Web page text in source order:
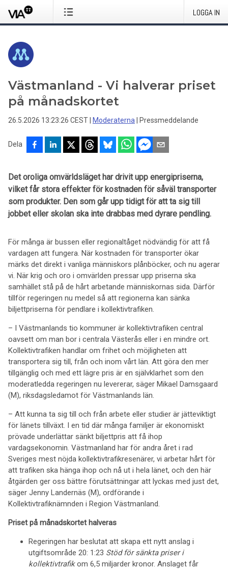
LOGGA IN
Västmanland - Vi halverar priset
på månadskortet
26.5.2026 13:23:26 CEST Moderaterna Pressmeddelande
Dela
Det oroliga omvärldsläget har drivit upp energipriserna,
vilket får stora effekter för kostnaden för såväl transporter
som produkter. Den som går upp tidigt för att ta sig till
jobbet eller skolan ska inte drabbas med dyrare pendling.
För många är bussen eller regionaltåget nödvändig för att få
vardagen att fungera. När kostnaden för transporter ökar
märks det direkt i vanliga människors plånböcker, och nu agerar
vi. När krig och oro i omvärlden pressar upp priserna ska
samhället stå på de hårt arbetande människornas sida. Därför
tillför regeringen nu medel så att regionerna kan sänka
biljettpriserna för pendlare i kollektivtrafiken.
– I Västmanlands tio kommuner är kollektivtrafiken central
oavsett om man bor i centrala Västerås eller i en mindre ort.
Kollektivtrafiken handlar om frihet och möjligheten att
transportera sig till, från och inom vårt län. Att göra den mer
tillgänglig och med ett lägre pris är en självklarhet som den
moderatledda regeringen nu levererar, säger Mikael Damsgaard
(M), riksdagsledamot för Västmanlands län.
– Att kunna ta sig till och från arbete eller studier är jätteviktigt
för länets tillväxt. I en tid där många familjer är ekonomiskt
prövade underlättar sänkt biljettpris att få ihop
vardagsekonomin. Västmanland har för andra året i rad
Sveriges mest nöjda kollektivtrafikresenärer, vi arbetar hårt för
att trafiken ska hänga ihop och nå ut i hela länet, och den här
åtgärden ger oss bättre förutsättningar att lyckas med just det,
säger Jenny Landernäs (M), ordförande i
Kollektivtrafiknämnden i Region Västmanland.
Priset på månadskortet halveras
Regeringen har beslutat att skapa ett nytt anslag i
utgiftsområde 20: 1:23 Stöd för sänkta priser i
kollektivtrafikom 6,5 miljarder kronor. Anslaget får